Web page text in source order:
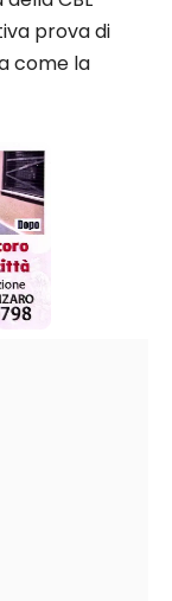
prova di
come la